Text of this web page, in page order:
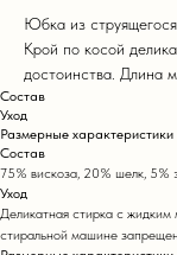
Юбка из
Крой по косой
достоинства. Длина
Состав
Уход
Размерные характеристики
Состав
75% вискоза, 20% шелк, 5%
Уход
Деликатная стирка с
стиральной машине